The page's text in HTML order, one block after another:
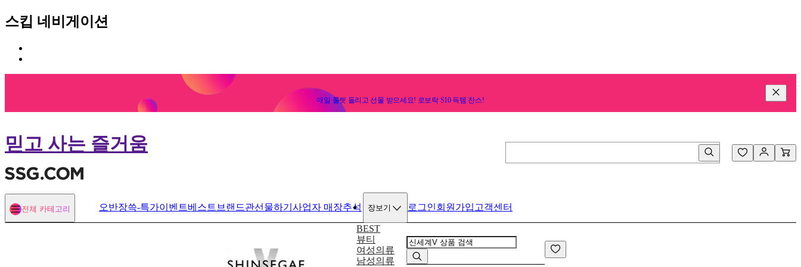
스킵 네비게이션
고
뉴
로
가
문
가
매일 룰렛 돌리고 선물 받으세요! 로보락 S10 득템 찬스!
믿고 사는 즐거움
전체 카테고리 오반장쓱-특가이벤트베스트 브랜드관선물하기 사업자 매장추석 장보기 로그인회원가입 고객센터
BEST
뷰티
여성의류
남성의류